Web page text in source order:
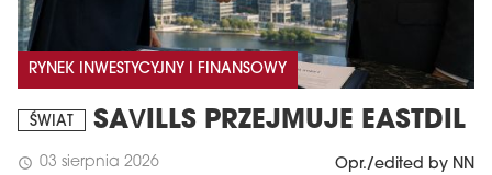
RYNEK INWESTYCYJNY I FINANSOWY
ŚWIAT SAVILLS PRZEJMUJE EASTDIL
schedule 03 sierpnia 2026 Opr./edited by NN